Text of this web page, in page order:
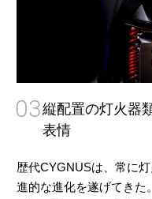
03縦配置の灯火器
表情
歴代CYGNUSは、常に
進的な進化を遂げてきた